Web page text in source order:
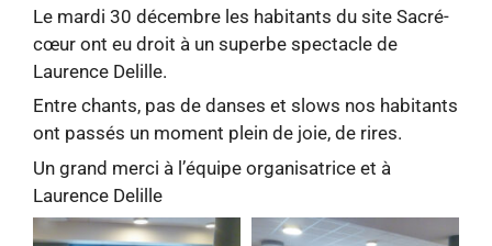
Le mardi 30 décembre les habitants du site Sacré-
cœur ont eu droit à un superbe spectacle de
Laurence Delille.
Entre chants, pas de danses et slows nos habitants
ont passés un moment plein de joie, de rires.
Un grand merci à l’équipe organisatrice et à
Laurence Delille